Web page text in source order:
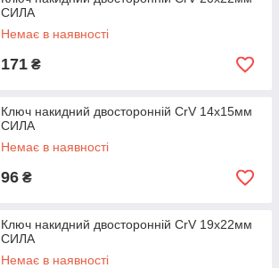
СИЛА
Немає в наявності
171 ₴
Ключ накидний двосторонній CrV 14x15мм
CИЛА
Немає в наявності
96 ₴
Ключ накидний двосторонній CrV 19x22мм
СИЛА
Немає в наявності